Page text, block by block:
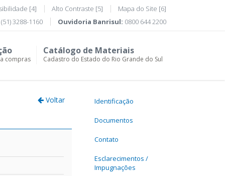
[4] Alto Contraste [5]
Mapa do Site [6]
(51) 3288-1160 Ouvidoria Banrisul: 0800 644 2200
compras
Catálogo de Materiais
Cadastro do Estado do Rio Grande do Sul
Voltar Identificação
Documentos
Contato
Esclarecimentos /
Impugnações